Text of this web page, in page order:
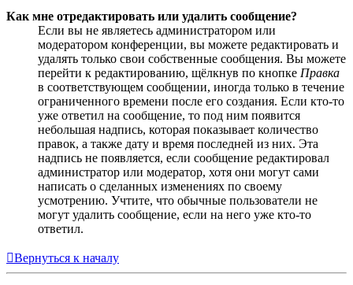
Как мне отредактировать или удалить сообщение?
Если вы не являетесь администратором или
модератором конференции, вы можете редактировать и
удалять только свои собственные сообщения. Вы можете
перейти к редактированию, щёлкнув по кнопке Правка
в соответствующем сообщении, иногда только в течение
ограниченного времени после его создания. Если кто-то
уже ответил на сообщение, то под ним появится
небольшая надпись, которая показывает количество
правок, а также дату и время последней из них. Эта
надпись не появляется, если сообщение редактировал
администратор или модератор, хотя они могут сами
написать о сделанных изменениях по своему
усмотрению. Учтите, что обычные пользователи не
могут удалить сообщение, если на него уже кто-то
ответил.
Вернуться к началу